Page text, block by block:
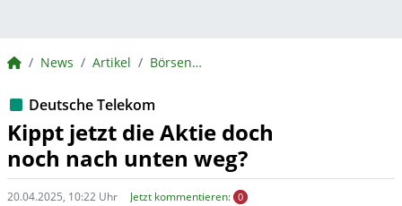
BörsenNEWS.de
News Artikel BörsenNEWS.de
Deutsche Telekom
Kippt jetzt die Aktie doch
noch nach unten weg?
20.04.2025, 10:22 Uhr Jetzt kommentieren: 0